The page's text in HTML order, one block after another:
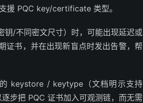
援 PQC key/certificate 类型。
/不同密文尺寸）时，可能出现延迟或
证书，并在出现新盲点时发出告警，帮
keystore / keytype（文档明示支持
步把 PQC 证书加入可观测链，而无需